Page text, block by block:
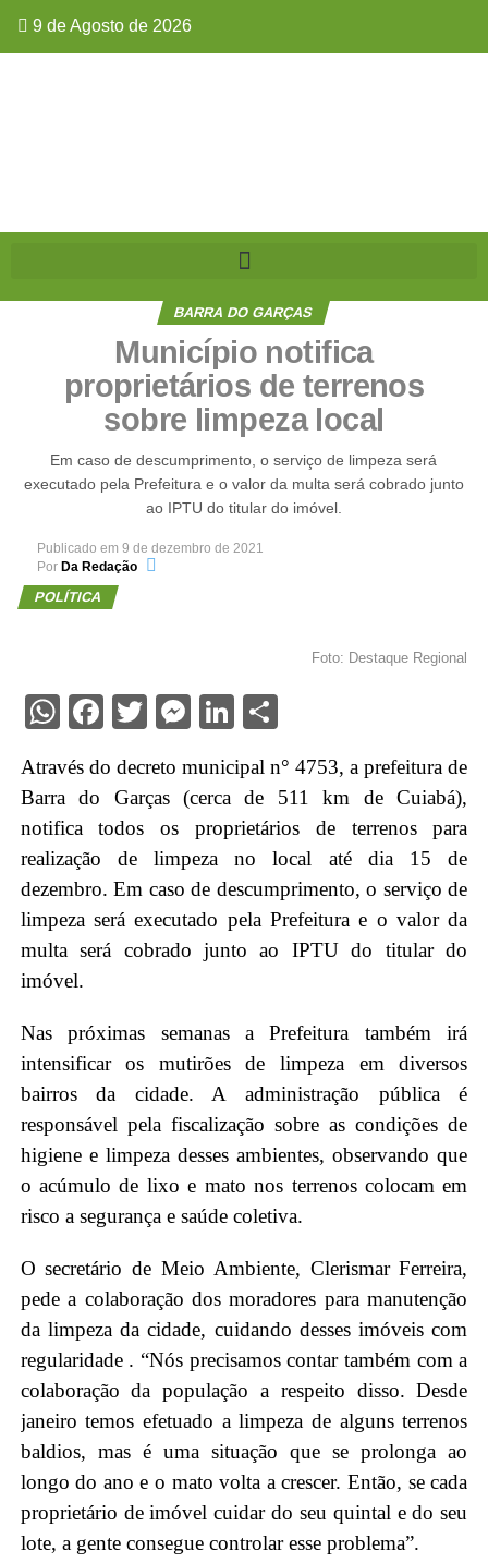
9 de Agosto de 2026
BARRA DO GARÇAS
Município notifica
proprietários de terrenos
sobre limpeza local
Em caso de descumprimento, o serviço de limpeza será
executado pela Prefeitura e o valor da multa será cobrado junto
ao IPTU do titular do imóvel.
Publicado em 9 de dezembro de 2021
Por Da Redação
POLÍTICA
Foto: Destaque Regional
WhatsApp
Facebook
Twitter
Messenger
LinkedIn
Share
Através do decreto municipal n° 4753, a prefeitura de
Barra do Garças (cerca de 511 km de Cuiabá),
notifica todos os proprietários de terrenos para
realização de limpeza no local até dia 15 de
dezembro. Em caso de descumprimento, o serviço de
limpeza será executado pela Prefeitura e o valor da
multa será cobrado junto ao IPTU do titular do
imóvel.
Nas próximas semanas a Prefeitura também irá
intensificar os mutirões de limpeza em diversos
bairros da cidade. A administração pública é
responsável pela fiscalização sobre as condições de
higiene e limpeza desses ambientes, observando que
o acúmulo de lixo e mato nos terrenos colocam em
risco a segurança e saúde coletiva.
O secretário de Meio Ambiente, Clerismar Ferreira,
pede a colaboração dos moradores para manutenção
da limpeza da cidade, cuidando desses imóveis com
regularidade . “Nós precisamos contar também com a
colaboração da população a respeito disso. Desde
janeiro temos efetuado a limpeza de alguns terrenos
baldios, mas é uma situação que se prolonga ao
longo do ano e o mato volta a crescer. Então, se cada
proprietário de imóvel cuidar do seu quintal e do seu
lote, a gente consegue controlar esse problema”.